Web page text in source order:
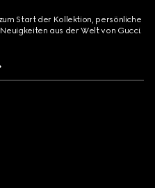
Start der Kollektion, persönliche
aus der Welt von Gucci.